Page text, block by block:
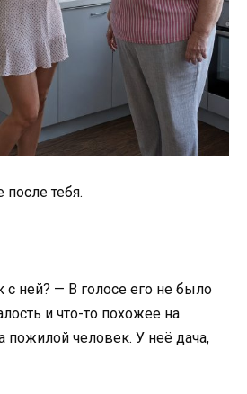
тебя.
с ней? — В голосе его не было
и что-то похожее на
пожилой человек. У неё дача,